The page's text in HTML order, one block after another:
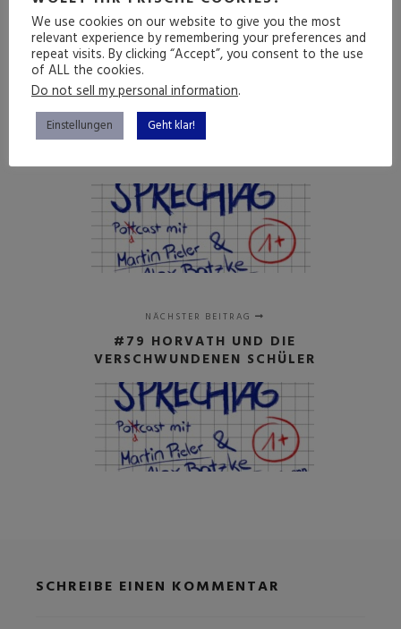
Durchschnittliche Bewertung5/ 5. Anzahl
Bewertungen:11
NÄCHSTER BEITRAG
#79 HORVATH UND DIE
VERSCHWUNDENEN SCHÜLER
SCHREIBE EINEN KOMMENTAR
We use cookies on our website to give you the most
relevant experience by remembering your preferences and
repeat visits. By clicking “Accept”, you consent to the use
of ALL the cookies.
Do not sell my personal information.
Einstellungen Geht klar!